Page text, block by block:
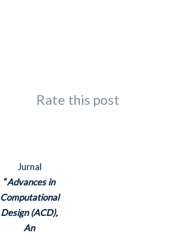
Rate this post
Jurnal
“Advances in
Computational
Design (ACD),
An